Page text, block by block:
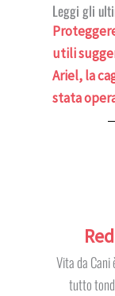
Leggi gli
utili
Ariel, la
stata
Vita da
tutto